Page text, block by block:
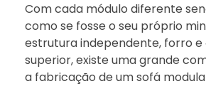
Com cada módulo diferente
como se fosse o seu próprio
estrutura independente, forro
superior, existe uma grande
a fabricação de um sofá